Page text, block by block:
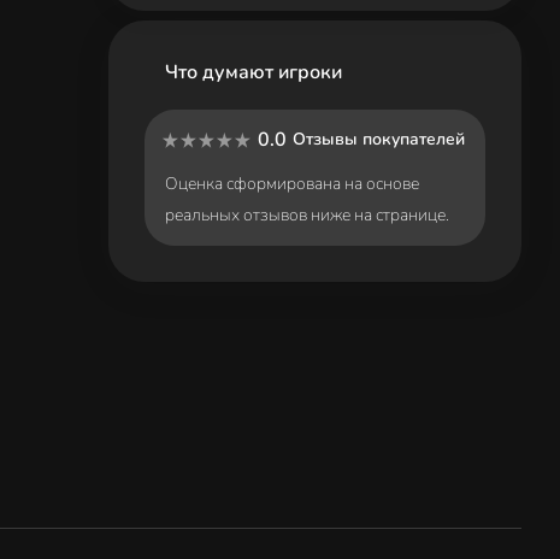
Что думают игроки
0.0 Отзывы покупателей
Оценка сформирована на основе
реальных отзывов ниже на странице.